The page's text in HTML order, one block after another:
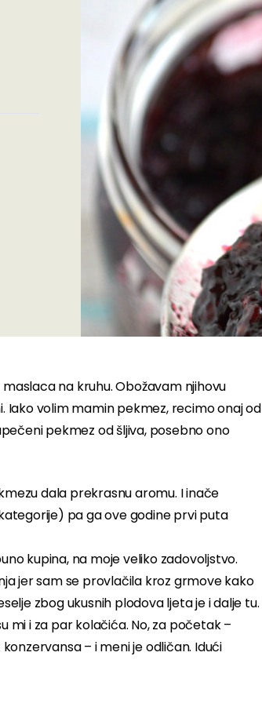
na kruhu. Obožavam njihovu
Iako volim mamin pekmez, recimo onaj od
pekmez od šljiva, posebno ono
dala prekrasnu aromu. I inače
pa ga ove godine prvi puta
kupina, na moje veliko zadovoljstvo.
jer sam se provlačila kroz grmove kako
zbog ukusnih plodova ljeta je i dalje tu.
mi i za par kolačića. No, za početak –
– i meni je odličan. Idući